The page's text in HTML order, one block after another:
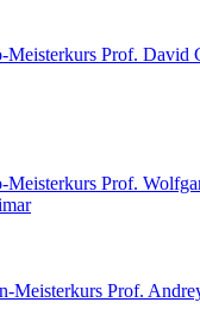
Meisterkurs Prof. David
Prof.
Meisterkurs Prof.